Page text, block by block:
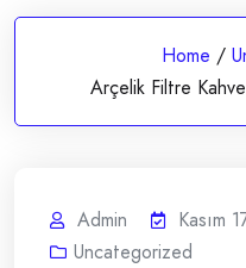
Home /
Arçelik Filtre
Admin
Kasım
Uncategorized